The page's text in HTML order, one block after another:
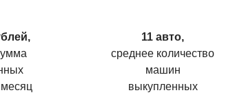
11 авто,
среднее количество
машин
выкупленных